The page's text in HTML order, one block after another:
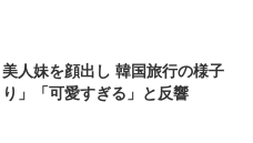
人妹を顔出し 韓国旅行の様子
」「可愛すぎる」と反響